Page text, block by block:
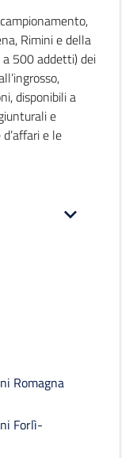
Rimini e della
500 addetti) dei
disponibili a
e
e le
Romagna
Forlì-